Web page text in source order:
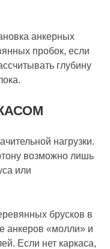
анкерных
пробок, если
глубину
нагрузки.
возможно лишь
или
брусков в
анкеров «молли» и
Если нет каркаса,